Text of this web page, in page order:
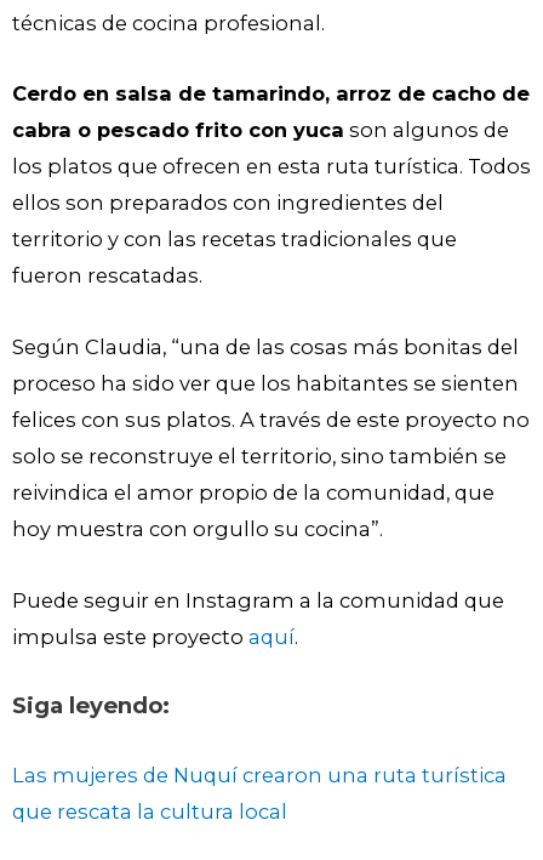
técnicas de cocina profesional.
Cerdo en salsa de tamarindo, arroz de cacho de
cabra o pescado frito con yuca son algunos de
los platos que ofrecen en esta ruta turística. Todos
ellos son preparados con ingredientes del
territorio y con las recetas tradicionales que
fueron rescatadas.
Según Claudia, “una de las cosas más bonitas del
proceso ha sido ver que los habitantes se sienten
felices con sus platos. A través de este proyecto no
solo se reconstruye el territorio, sino también se
reivindica el amor propio de la comunidad, que
hoy muestra con orgullo su cocina”.
Puede seguir en Instagram a la comunidad que
impulsa este proyecto aquí.
Siga leyendo:
Las mujeres de Nuquí crearon una ruta turística
que rescata la cultura local